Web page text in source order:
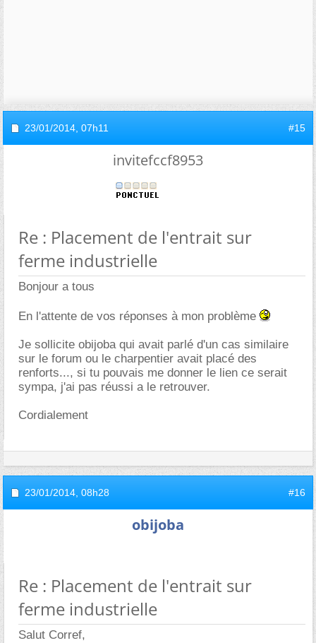
23/01/2014, 07h11 #15
invitefccf8953
Re : Placement de l'entrait sur
ferme industrielle
Bonjour a tous
En l'attente de vos réponses à mon problème
Je sollicite obijoba qui avait parlé d'un cas similaire
sur le forum ou le charpentier avait placé des
renforts..., si tu pouvais me donner le lien ce serait
sympa, j'ai pas réussi a le retrouver.
Cordialement
23/01/2014, 08h28 #16
obijoba
Re : Placement de l'entrait sur
ferme industrielle
Salut Corref,